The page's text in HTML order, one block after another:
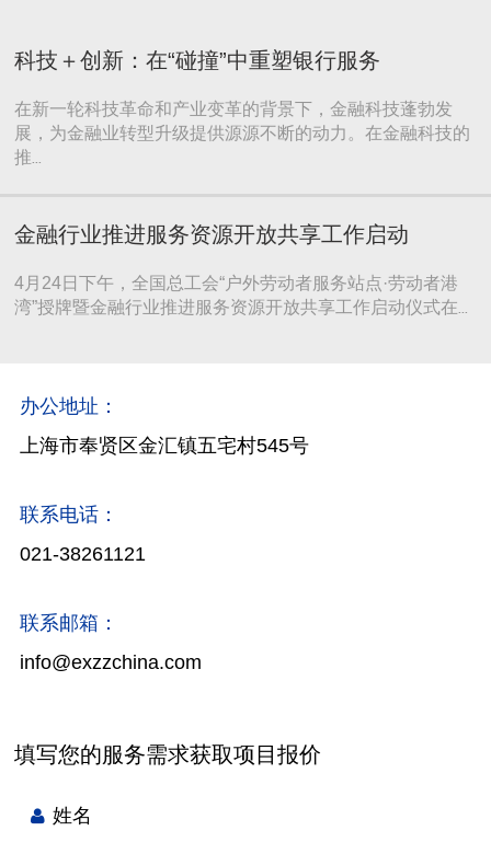
科技＋创新：在“碰撞”中重塑银行服务
在新一轮科技革命和产业变革的背景下，金融科技蓬勃发
展，为金融业转型升级提供源源不断的动力。在金融科技的
推
金融行业推进服务资源开放共享工作启动
4月24日下午，全国总工会“户外劳动者服务站点·劳动者港
湾”授牌暨金融行业推进服务资源开放共享工作启动仪式在
办公地址：
上海市奉贤区金汇镇五宅村545号
联系电话：
021-38261121
联系邮箱：
info@exzzchina.com
填写您的服务需求获取项目报价
姓名